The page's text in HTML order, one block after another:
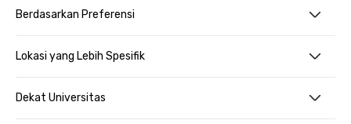
Berdasarkan Preferensi
Lokasi yang Lebih Spesifik
Dekat Universitas